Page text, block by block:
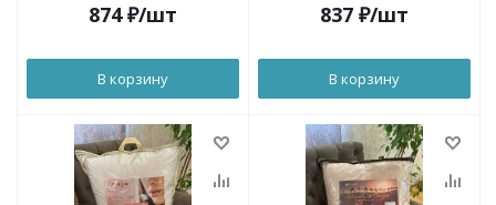
874₽/шт
В корзину
837 ₽/шт
В корзину